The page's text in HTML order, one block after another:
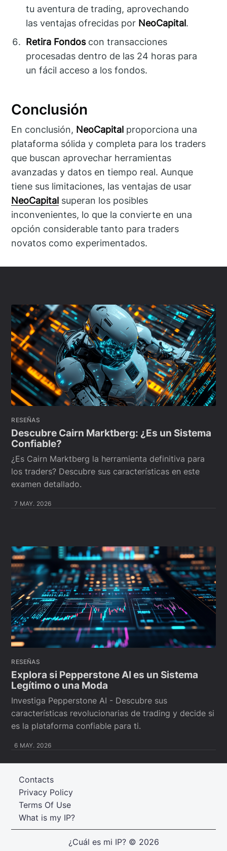
tu aventura de trading, aprovechando
las ventajas ofrecidas por NeoCapital.
Retira Fondoscon transacciones
procesadas dentro de las 24 horas para
un fácil acceso a los fondos.
Conclusión
En conclusión, NeoCapital proporciona una
plataforma sólida y completa para los traders
que buscan aprovechar herramientas
avanzadas y datos en tiempo real. Aunque
tiene sus limitaciones, las ventajas de usar
NeoCapital superan los posibles
inconvenientes, lo que la convierte en una
opción considerable tanto para traders
novatos como experimentados.
RESEÑAS
Descubre Cairn Marktberg: ¿Es un Sistema
Confiable?
¿Es Cairn Marktberg la herramienta definitiva para
los traders? Descubre sus características en este
examen detallado.
7 MAY. 2026
RESEÑAS
Explora si Pepperstone AI es un Sistema
Legítimo o una Moda
Investiga Pepperstone AI - Descubre sus
características revolucionarias de trading y decide si
es la plataforma confiable para ti.
6 MAY. 2026
What is my IP?
Terms Of Use
Privacy Policy
Contacts
¿Cuál es mi IP?© 2026